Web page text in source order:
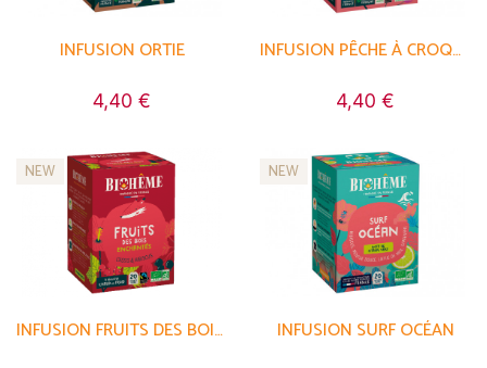
INFUSION ORTIE
4,40 €
INFUSION PÊCHE À CROQUER
4,40 €
NEW
INFUSION FRUITS DES BOIS ENCHANTÉS
NEW
INFUSION SURF OCÉAN